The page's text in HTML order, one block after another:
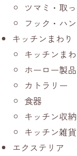
ツマミ・取
フック・ハ
キッチンまわり
キッチンま
ホーロー製品
カトラリー
食器
キッチン収納
キッチン雑貨
エクステリア